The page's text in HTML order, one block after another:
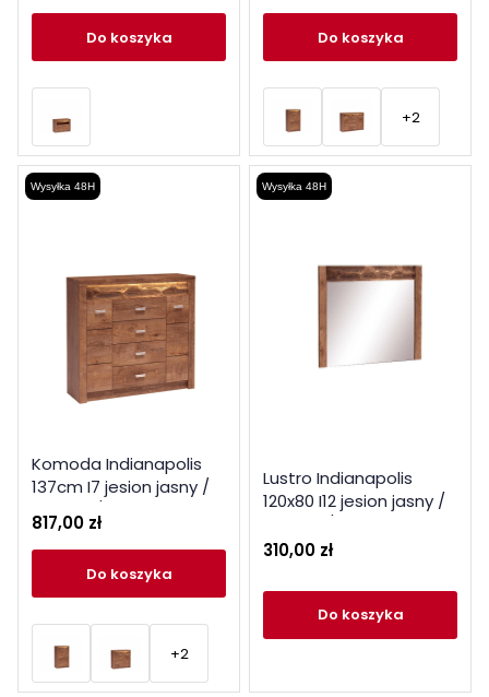
do koszyka do koszyka
+2
Wysyłka 48H
Komoda Indianapolis
137cm I7 jesion jasny /
ciemny / kraft biały
817,00 zł
do koszyka
+2
Wysyłka 48H
Lustro Indianapolis
120x80 I12 jesion jasny /
ciemny / kraft biały
310,00 zł
do koszyka